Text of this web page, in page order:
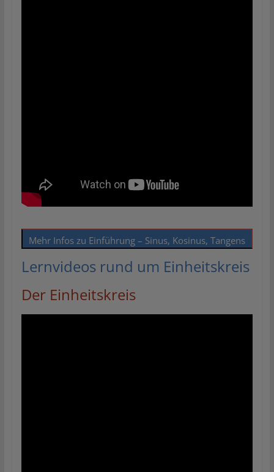
Mehr Infos zu Einführung – Sinus, Kosinus, Tangens
Lernvideos rund um Einheitskreis
Der Einheitskreis